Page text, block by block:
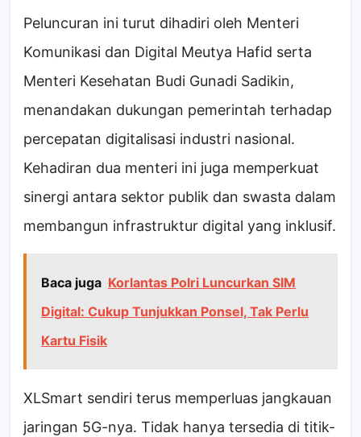
Peluncuran ini turut dihadiri oleh Menteri
Komunikasi dan Digital Meutya Hafid serta
Menteri Kesehatan Budi Gunadi Sadikin,
menandakan dukungan pemerintah terhadap
percepatan digitalisasi industri nasional.
Kehadiran dua menteri ini juga memperkuat
sinergi antara sektor publik dan swasta dalam
membangun infrastruktur digital yang inklusif.
Baca juga Korlantas Polri Luncurkan SIM
Digital: Cukup Tunjukkan Ponsel, Tak Perlu
Kartu Fisik
XLSmart sendiri terus memperluas jangkauan
jaringan 5G-nya. Tidak hanya tersedia di titik-